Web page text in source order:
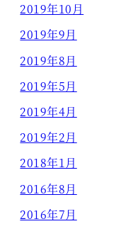
2019年10月
2019年9月
2019年8月
2019年5月
2019年4月
2019年2月
2018年1月
2016年8月
2016年7月